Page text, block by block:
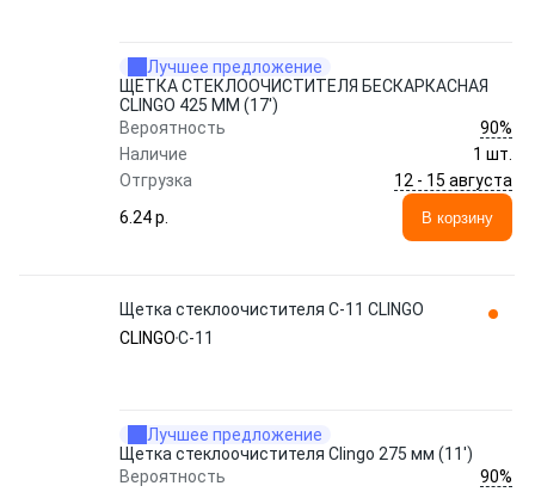
Лучшее предложение
ЩЕТКА СТЕКЛООЧИСТИТЕЛЯ БЕСКАРКАСНАЯ
CLINGO 425 ММ (17')
Вероятность
90%
Наличие
1 шт.
Отгрузка
12 - 15 августа
6.24 p.
В корзину
Щетка стеклоочистителя C-11 CLINGO
CLINGOC-11
Лучшее предложение
Щетка стеклоочистителя Clingo 275 мм (11')
Вероятность
90%